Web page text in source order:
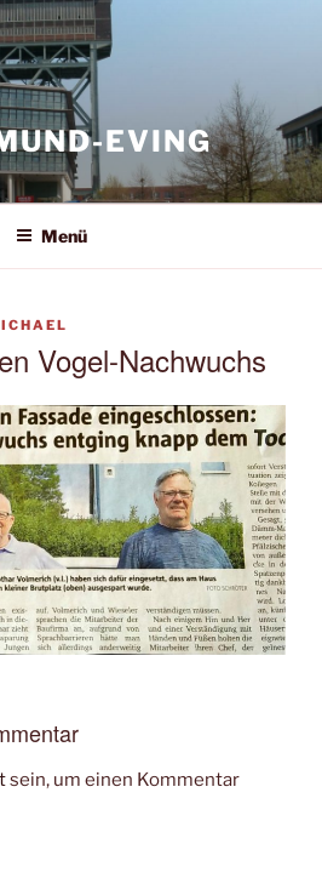
EVING
Menü
Vogel-Nachwuchs
sein, um einen Kommentar